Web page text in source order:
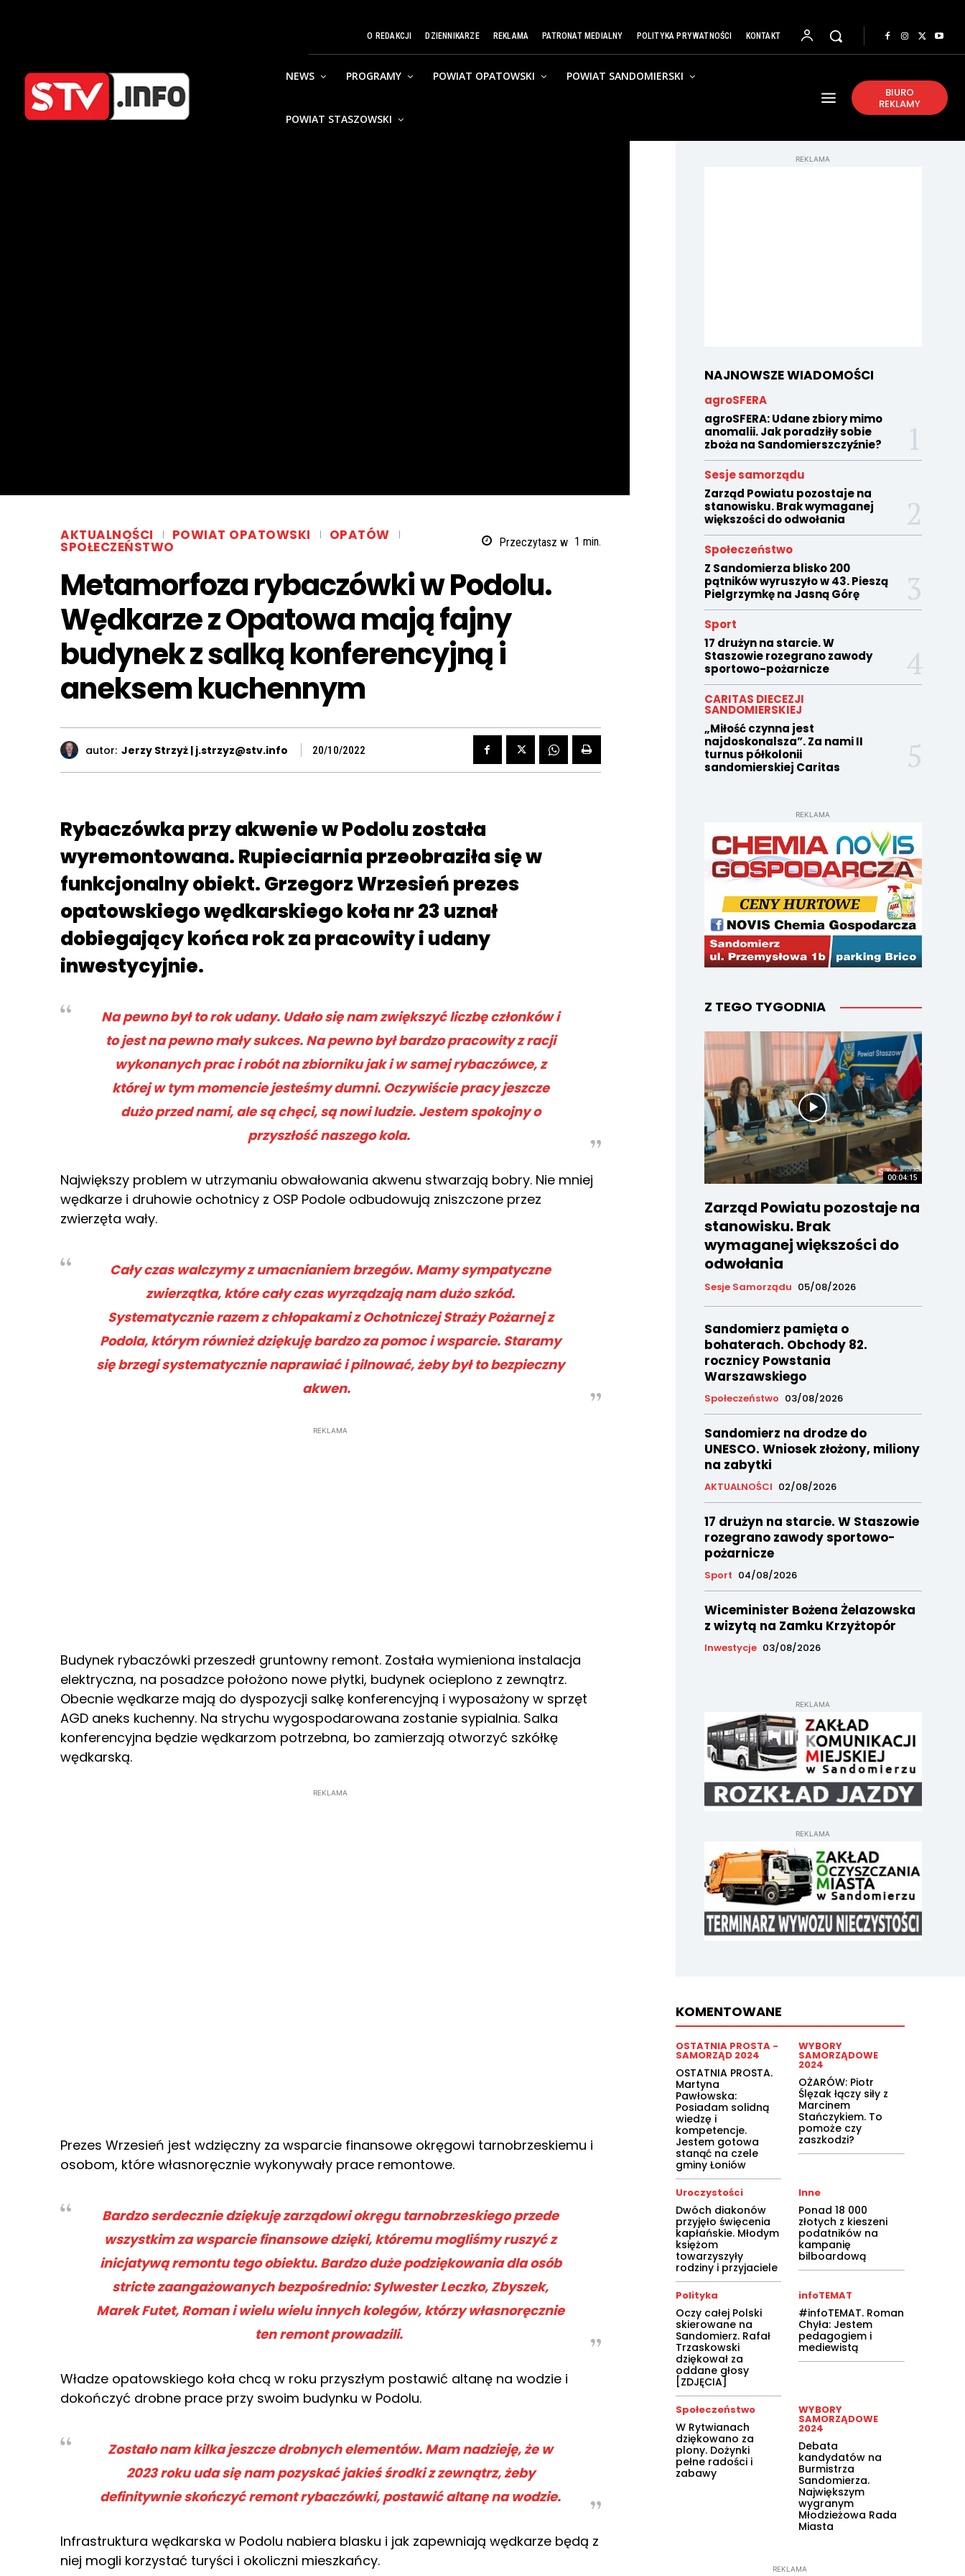
O REDAKCJI DZIENNIKARZE REKLAMA PATRONAT MEDIALNY POLITYKA PRYWATNOŚCI KONTAKT
NEWS PROGRAMY POWIAT OPATOWSKI POWIAT SANDOMIERSKI
POWIAT STASZOWSKI
BIURO
REKLAMY
AKTUALNOŚCI POWIAT OPATOWSKI OPATÓW
SPOŁECZEŃSTWO Przeczytasz w 1 min.
Metamorfoza rybaczówki w Podolu.
Wędkarze z Opatowa mają fajny
budynek z salką konferencyjną i
aneksem kuchennym
autor: Jerzy Strzyż | j.strzyz@stv.info 20/10/2022
Rybaczówka przy akwenie w Podolu została
wyremontowana. Rupieciarnia przeobraziła się w
funkcjonalny obiekt. Grzegorz Wrzesień prezes
opatowskiego wędkarskiego koła nr 23 uznał
dobiegający końca rok za pracowity i udany
inwestycyjnie.
Na pewno był to rok udany. Udało się nam zwiększyć liczbę członków i
to jest na pewno mały sukces. Na pewno był bardzo pracowity z racji
wykonanych prac i robót na zbiorniku jak i w samej rybaczówce, z
której w tym momencie jesteśmy dumni. Oczywiście pracy jeszcze
dużo przed nami, ale są chęci, są nowi ludzie. Jestem spokojny o
przyszłość naszego kola.
Największy problem w utrzymaniu obwałowania akwenu stwarzają bobry. Nie mniej
wędkarze i druhowie ochotnicy z OSP Podole odbudowują zniszczone przez
zwierzęta wały.
Cały czas walczymy z umacnianiem brzegów. Mamy sympatyczne
zwierzątka, które cały czas wyrządzają nam dużo szkód.
Systematycznie razem z chłopakami z Ochotniczej Straży Pożarnej z
Podola, którym również dziękuję bardzo za pomoc i wsparcie. Staramy
się brzegi systematycznie naprawiać i pilnować, żeby był to bezpieczny
akwen.
REKLAMA
Budynek rybaczówki przeszedł gruntowny remont. Została wymieniona instalacja
elektryczna, na posadzce położono nowe płytki, budynek ocieplono z zewnątrz.
Obecnie wędkarze mają do dyspozycji salkę konferencyjną i wyposażony w sprzęt
AGD aneks kuchenny. Na strychu wygospodarowana zostanie sypialnia. Salka
konferencyjna będzie wędkarzom potrzebna, bo zamierzają otworzyć szkółkę
wędkarską.
REKLAMA
Prezes Wrzesień jest wdzięczny za wsparcie finansowe okręgowi tarnobrzeskiemu i
osobom, które własnoręcznie wykonywały prace remontowe.
Bardzo serdecznie dziękuję zarządowi okręgu tarnobrzeskiego przede
wszystkim za wsparcie finansowe dzięki, któremu mogliśmy ruszyć z
inicjatywą remontu tego obiektu. Bardzo duże podziękowania dla osób
stricte zaangażowanych bezpośrednio: Sylwester Leczko, Zbyszek,
Marek Futet, Roman i wielu wielu innych kolegów, którzy własnoręcznie
ten remont prowadzili.
Władze opatowskiego koła chcą w roku przyszłym postawić altanę na wodzie i
dokończyć drobne prace przy swoim budynku w Podolu.
Zostało nam kilka jeszcze drobnych elementów. Mam nadzieję, że w
2023 roku uda się nam pozyskać jakieś środki z zewnątrz, żeby
definitywnie skończyć remont rybaczówki, postawić altanę na wodzie.
Infrastruktura wędkarska w Podolu nabiera blasku i jak zapewniają wędkarze będą z
niej mogli korzystać turyści i okoliczni mieszkańcy.
REKLAMA
NAJNOWSZE WIADOMOŚCI
agroSFERA
agroSFERA: Udane zbiory mimo
anomalii. Jak poradziły sobie
zboża na Sandomierszczyźnie?
Sesje samorządu
Zarząd Powiatu pozostaje na
stanowisku. Brak wymaganej
większości do odwołania
Społeczeństwo
Z Sandomierza blisko 200
pątników wyruszyło w 43. Pieszą
Pielgrzymkę na Jasną Górę
Sport
17 drużyn na starcie. W
Staszowie rozegrano zawody
sportowo-pożarnicze
CARITAS DIECEZJI
SANDOMIERSKIEJ
„Miłość czynna jest
najdoskonalsza”. Za nami II
turnus półkolonii
sandomierskiej Caritas
REKLAMA
Z TEGO TYGODNIA
00:04:15
Zarząd Powiatu pozostaje na
stanowisku. Brak
wymaganej większości do
odwołania
Sesje Samorządu 05/08/2026
Sandomierz pamięta o
bohaterach. Obchody 82.
rocznicy Powstania
Warszawskiego
Społeczeństwo 03/08/2026
Sandomierz na drodze do
UNESCO. Wniosek złożony, miliony
na zabytki
AKTUALNOŚCI 02/08/2026
17 drużyn na starcie. W Staszowie
rozegrano zawody sportowo-
pożarnicze
Sport 04/08/2026
Wiceminister Bożena Żelazowska
z wizytą na Zamku Krzyżtopór
Inwestycje 03/08/2026
REKLAMA
REKLAMA
KOMENTOWANE
OSTATNIA PROSTA -
SAMORZĄD 2024
OSTATNIA PROSTA.
Martyna
Pawłowska:
Posiadam solidną
wiedzę i
kompetencje.
Jestem gotowa
stanąć na czele
gminy Łoniów
WYBORY
SAMORZĄDOWE
2024
OŻARÓW: Piotr
Ślęzak łączy siły z
Marcinem
Stańczykiem. To
pomoże czy
zaszkodzi?
Uroczystości
Dwóch diakonów
przyjęło święcenia
kapłańskie. Młodym
księżom
towarzyszyły
rodziny i przyjaciele
Inne
Ponad 18 000
złotych z kieszeni
podatników na
kampanię
bilboardową
Polityka
Oczy całej Polski
skierowane na
Sandomierz. Rafał
Trzaskowski
dziękował za
oddane głosy
[ZDJĘCIA]
infoTEMAT
#infoTEMAT. Roman
Chyła: Jestem
pedagogiem i
mediewistą
Społeczeństwo
W Rytwianach
dziękowano za
plony. Dożynki
pełne radości i
zabawy
WYBORY
SAMORZĄDOWE
2024
Debata
kandydatów na
Burmistrza
Sandomierza.
Największym
wygranym
Młodzieżowa Rada
Miasta
REKLAMA